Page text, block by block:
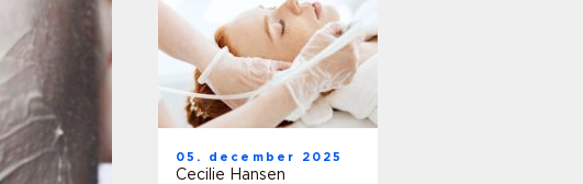
05. december 2025
Cecilie Hansen